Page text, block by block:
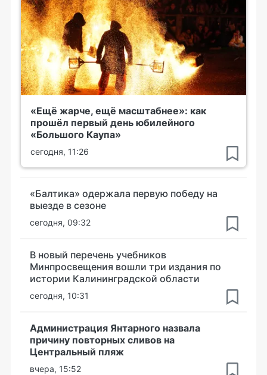
«Ещё жарче, ещё масштабнее»: как
прошёл первый день юбилейного
«Большого Каупа»
сегодня, 11:26
«Балтика» одержала первую победу на
выезде в сезоне
сегодня, 09:32
В новый перечень учебников
Минпросвещения вошли три издания по
истории Калининградской области
сегодня, 10:31
Администрация Янтарного назвала
причину повторных сливов на
Центральный пляж
вчера, 15:52